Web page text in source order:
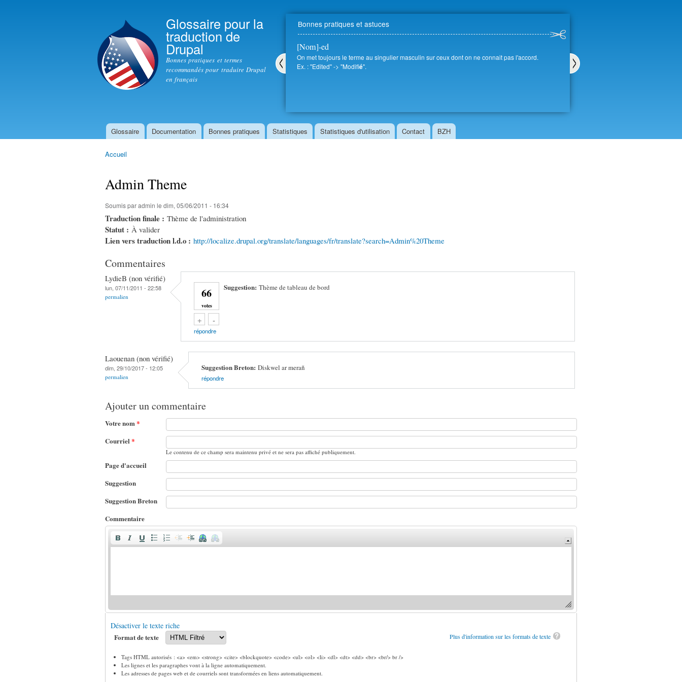
contenu
principal
Glossaire pour la
traduction de
Drupal
Bonnes pratiques et termes
recommandés pour traduire Drupal
en français
Bonnes pratiques et astuces
[Nom]-ed
On met toujours le terme au singulier masculin sur ceux dont on ne connait pas l'accord.
Ex. : "Edited" -> "Modifié".
Menu principal
Glossaire Documentation Bonnes pratiques Statistiques Statistiques d'utilisation Contact BZH
Accueil
Admin Theme
Soumis paradmin le dim, 05/06/2011 - 16:34
Traduction finale : Thème de l'administration
Statut : À valider
Lien vers traduction l.d.o : http://localize.drupal.org/translate/languages/fr/translate?search=Admin%20Theme
Commentaires
LydieB (non vérifié)
lun, 07/11/2011 - 22:58
permalien 66
votes
+
Vote up!-
Vote down!
Suggestion:Thème de tableau de bord
répondre
Laouenan (non vérifié)
dim, 29/10/2017 - 12:05
permalien
Suggestion Breton: Diskwel ar merañ
répondre
Ajouter un commentaire
Votre nom*
Courriel *
Le contenu de ce champ sera maintenu privé et ne sera pas affiché publiquement.
Page d'accueil
Suggestion
Suggestion Breton
Commentaire
Désactiver le texte riche
Plus d'information sur les formats de texte
Format de texte
Tags HTML autorisés : <a> <em> <strong> <cite> <blockquote> <code> <ul> <ol> <li> <dl> <dt> <dd> <br> <br/> br />
Les lignes et les paragraphes vont à la ligne automatiquement.
Les adresses de pages web et de courriels sont transformées en liens automatiquement.